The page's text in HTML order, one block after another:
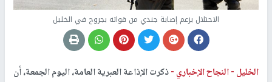
الاحتلال يزعم إصابة جندي من قواته بجروح في الخليل
الخليل -النجاح الإخباري -ذكرت الإذاعة العبرية العامة، اليوم الجمعة، أن